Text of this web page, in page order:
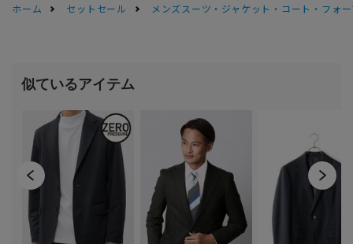
ホーム
セットセール メンズスーツ・ジャケット・コート・フォ